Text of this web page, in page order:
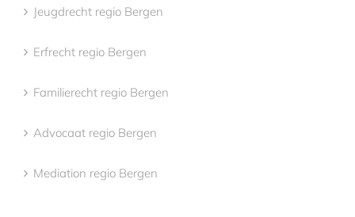
Jeugdrecht regio Bergen
Erfrecht regio Bergen
Familierecht regio Bergen
Advocaat regio Bergen
Mediation regio Bergen